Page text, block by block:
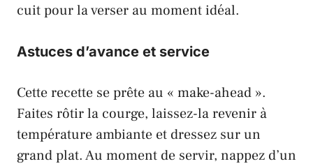
cuit pour la verser au moment idéal.
Astuces d’avance et service
Cette recette se prête au « make-ahead ».
Faites rôtir la courge, laissez-la revenir à
température ambiante et dressez sur un
grand plat. Au moment de servir, nappez d’un